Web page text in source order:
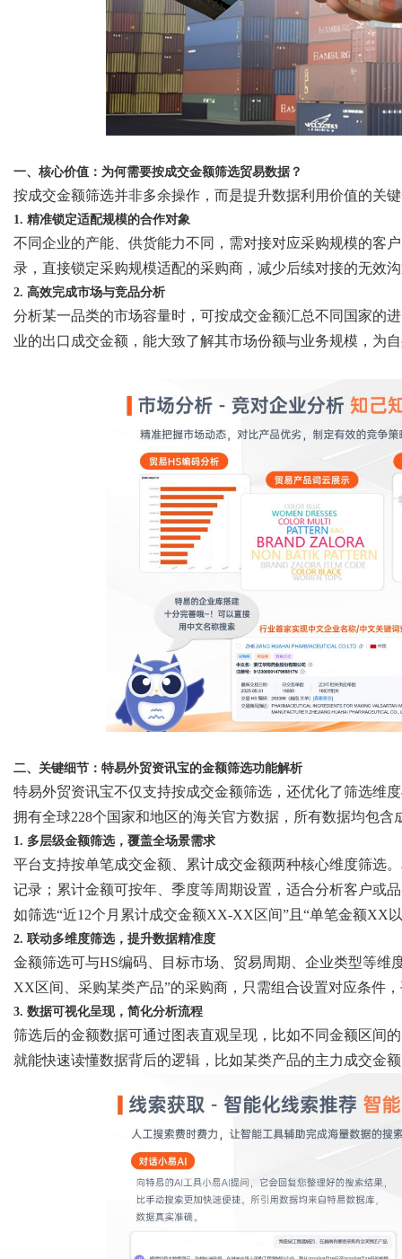
一、核心价值：为何需要按成交金额筛选贸易数据？
按成交金额筛选并非多余操作，而是提升数据利用价值的关
1. 精准锁定适配规模的合作对象
不同企业的产能、供货能力不同，需对接对应采购规模的客
录，直接锁定采购规模适配的采购商，减少后续对接的无效
2. 高效完成市场与竞品分析
分析某一品类的市场容量时，可按成交金额汇总不同国家的
业的出口成交金额，能大致了解其市场份额与业务规模，为
二、关键细节：特易外贸资讯宝的金额筛选功能解析
特易外贸资讯宝不仅支持按成交金额筛选，还优化了筛选维
拥有全球228个国家和地区的海关官方数据，所有数据均包
1. 多层级金额筛选，覆盖全场景需求
平台支持按单笔成交金额、累计成交金额两种核心维度筛选
记录；累计金额可按年、季度等周期设置，适合分析客户或
如筛选“近12个月累计成交金额XX-XX区间”且“单笔金额XX
2. 联动多维度筛选，提升数据精准度
金额筛选可与HS编码、目标市场、贸易周期、企业类型等维
XX区间、采购某类产品”的采购商，只需组合设置对应条件
3. 数据可视化呈现，简化分析流程
筛选后的金额数据可通过图表直观呈现，比如不同金额区间
就能快速读懂数据背后的逻辑，比如某类产品的主力成交金